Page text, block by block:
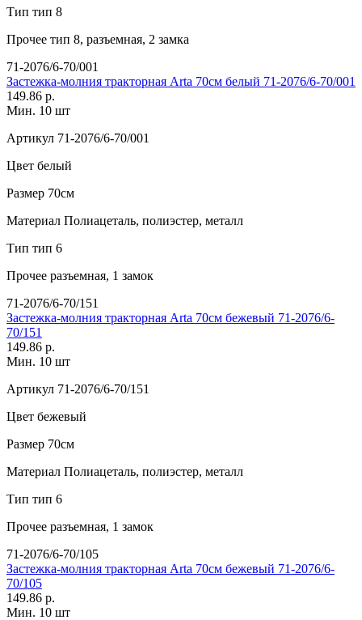
Тип тип 8
Прочее тип 8, разъемная, 2 замка
71-2076/6-70/001
Застежка-молния тракторная Arta 70см белый 71-2076/6-70/001
149.86 р.
Мин. 10 шт
Артикул 71-2076/6-70/001
Цвет белый
Размер 70см
Материал Полиацеталь, полиэстер, металл
Тип тип 6
Прочее разъемная, 1 замок
71-2076/6-70/151
Застежка-молния тракторная Arta 70см бежевый 71-2076/6-
70/151
149.86 р.
Мин. 10 шт
Артикул 71-2076/6-70/151
Цвет бежевый
Размер 70см
Материал Полиацеталь, полиэстер, металл
Тип тип 6
Прочее разъемная, 1 замок
71-2076/6-70/105
Застежка-молния тракторная Arta 70см бежевый 71-2076/6-
70/105
149.86 р.
Мин. 10 шт